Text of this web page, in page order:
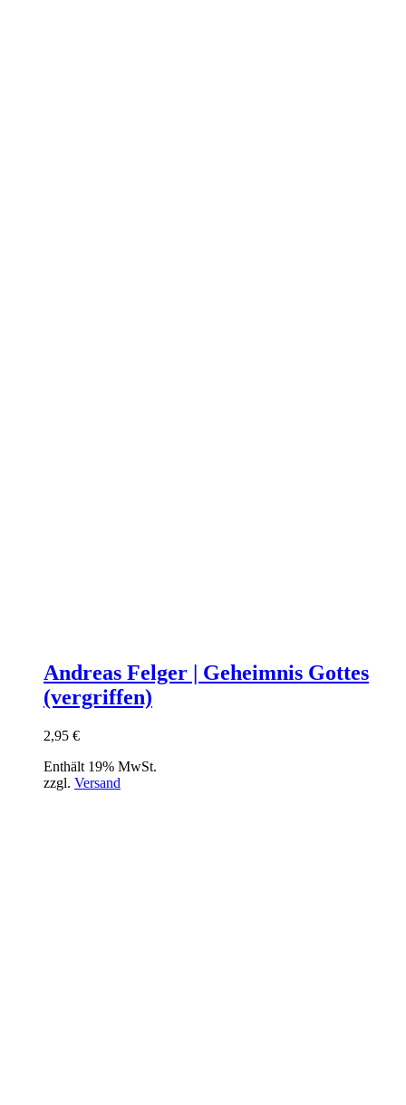
Andreas Felger | Geheimnis Gottes
(vergriffen)
2,95 €
Enthält 19% MwSt.
zzgl. Versand